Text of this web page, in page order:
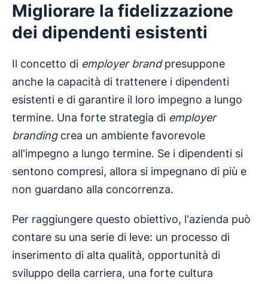
Migliorare la fidelizzazione
dei dipendenti esistenti
Il concetto di employer brandpresuppone
anche la capacità di trattenere i dipendenti
esistenti e di garantire il loro impegno a lungo
termine. Una forte strategia di employer
brandingcrea un ambiente favorevole
all'impegno a lungo termine. Se i dipendenti si
sentono compresi, allora si impegnano di più e
non guardano alla concorrenza.
Per raggiungere questo obiettivo, l'azienda può
contare su una serie di leve: un processo di
inserimento di alta qualità, opportunità di
sviluppo della carriera, una forte cultura